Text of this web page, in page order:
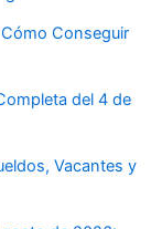
Conseguir
del 4 de
Vacantes y